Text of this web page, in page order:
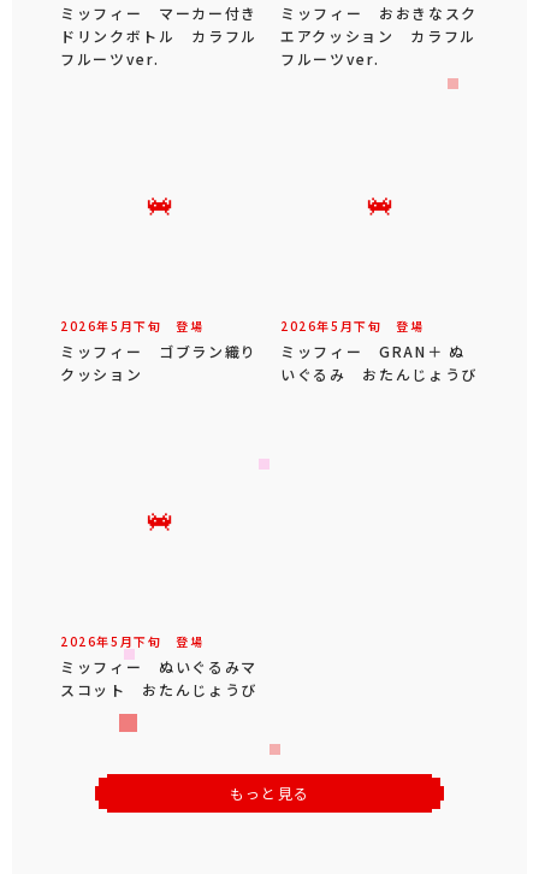
ミッフィー マーカー付き
ドリンクボトル カラフル
フルーツver.
ミッフィー おおきなスク
エアクッション カラフル
フルーツver.
2026年5 月下旬 登場
ミッフィー ゴブラン織り
クッション
2026年5 月下旬 登場
ミッフィー GRAN＋ ぬ
いぐるみ おたんじょうび
2026年5 月下旬 登場
ミッフィー ぬいぐるみマ
スコット おたんじょうび
もっと見る